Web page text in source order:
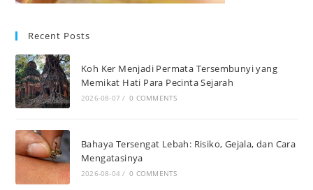
Recent Posts
Koh Ker Menjadi Permata Tersembunyi yang
Memikat Hati Para Pecinta Sejarah
2026-08-07 / 0 COMMENTS
Bahaya Tersengat Lebah: Risiko, Gejala, dan Cara
Mengatasinya
2026-08-04 / 0 COMMENTS